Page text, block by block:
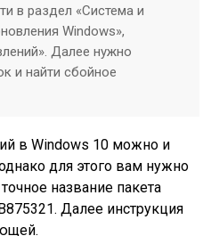
в раздел «Система и
Windows»,
Далее нужно
и найти сбойное
в Windows 10 можно и
для этого вам нужно
название пакета
Далее инструкция